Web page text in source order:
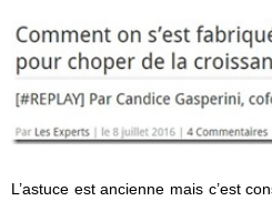
L’astuce est ancienne mais c’est